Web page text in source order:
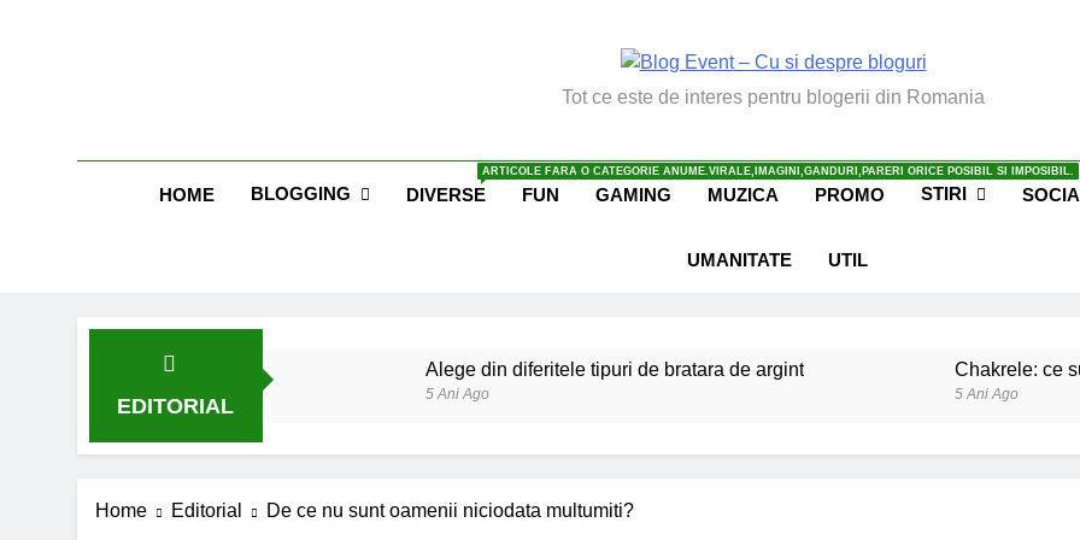
Blog Event – Cu Si Despre
Tot ce este de interes pentru blogerii din Romania
HOME BLOGGING DIVERSE
ARTICOLE FARA O CATEGORIE ANUME.VIRALE,IMAGINI,GANDURI,PARERI ORICE POSIBIL SI IMPOSIBIL.
FUN GAMING MUZICA PROMO STIRI
UMANITATE UTIL
EDITORIAL
Alege din diferitele tipuri de bratara de argint
5 Ani Ago
Chakrele: ce
5 Ani Ago
6 Ani Ago 6 Ani Ago
6 Ani Ago
Home Editorial De ce nu sunt oamenii niciodata multumiti?